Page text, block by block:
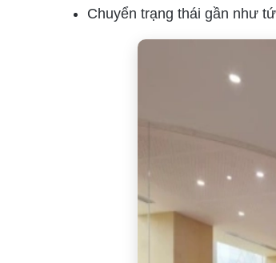
Chuyển trạng thái gần như